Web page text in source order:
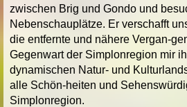
zwischen Brig und Gondo und
Nebenschauplätze. Er verschafft
die entfernte und nähere Vergan-
Gegenwart der Simplonregion mir
dynamischen Natur- und
alle Schön-heiten und
Simplonregion.